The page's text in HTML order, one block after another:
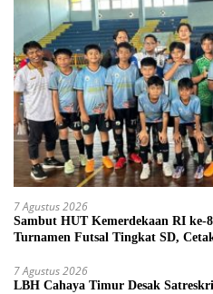
7 Agustus 2026
Sambut HUT Kemerdekaan RI ke-
Turnamen Futsal Tingkat SD,
7 Agustus 2026
LBH Cahaya Timur Desak